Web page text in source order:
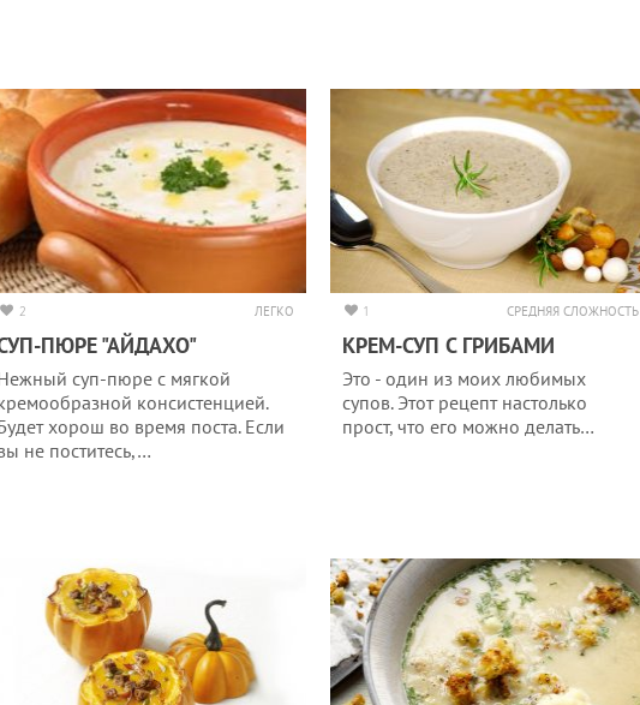
2 ЛЕГКО
ПЮРЕ "АЙДАХО"
суп-пюре с мягкой
консистенцией.
хорош во время поста. Если
не поститесь,…
1 СРЕДНЯЯ СЛОЖНОСТЬ
КРЕМ-СУП С ГРИБАМИ
Это - один из моих любимых
супов. Этот рецепт настолько
прост, что его можно делать…